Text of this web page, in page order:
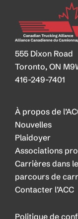
NOx
Standards
555 Dixon Road
Toronto, ON
416-249-7401
À propos de
Nouvelles
Plaidoyer
Associations
Carrières dans
parcours de
Contacter l’ACC
Politique de